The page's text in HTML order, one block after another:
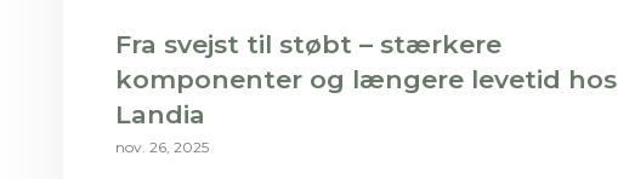
Fra svejst til støbt – stærkere
komponenter og længere levetid hos
Landia
nov. 26, 2025